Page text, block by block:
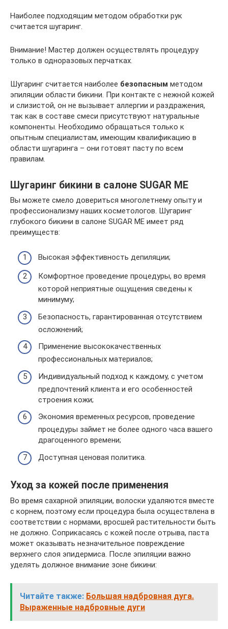
Наиболее подходящим методом обработки рук
считается шугаринг.
Внимание! Мастер должен осуществлять процедуру
только в одноразовых перчатках.
Шугаринг считается наиболее безопасным методом
эпиляции области бикини. При контакте с нежной кожей
и слизистой, он не вызывает аллергии и раздражения,
так как в составе смеси присутствуют натуральные
компоненты. Необходимо обращаться только к
опытным специалистам, имеющим квалификацию в
области шугаринга – они готовят пасту по всем
правилам.
Шугаринг бикини в салоне SUGAR ME
Вы можете смело довериться многолетнему опыту и
профессионализму наших косметологов. Шугаринг
глубокого бикини в салоне SUGAR ME имеет ряд
преимуществ:
Высокая эффективность депиляции;
Комфортное проведение процедуры, во время
которой неприятные ощущения сведены к
минимуму;
Безопасность, гарантированная отсутствием
осложнений;
Применение высококачественных
профессиональных материалов;
Индивидуальный подход к каждому, с учетом
предпочтений клиента и его особенностей
строения кожи;
Экономия временных ресурсов, проведение
процедуры займет не более одного часа вашего
драгоценного времени;
Доступная ценовая политика.
Уход за кожей после применения
Во время сахарной эпиляции, волоски удаляются вместе
с корнем, поэтому если процедура была осуществлена в
соответствии с нормами, вросшей растительности быть
не должно. Соприкасаясь с кожей после отрыва, паста
может оказывать незначительное повреждение
верхнего слоя эпидермиса. После эпиляции важно
уделять должное внимание зоне бикини:
Читайте также: Большая надбровная дуга.
Выраженные надбровные дуги